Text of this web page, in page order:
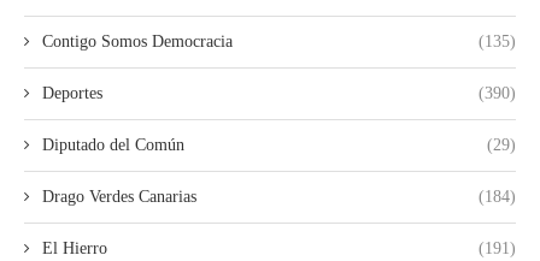
Contigo Somos Democracia (135)
Deportes (390)
Diputado del Común (29)
Drago Verdes Canarias (184)
El Hierro (191)